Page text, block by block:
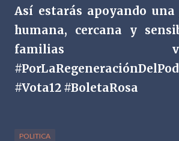
Así estarás apoyando
humana, cercana y
familias
#Vota12 #BoletaRosa
POLITICA